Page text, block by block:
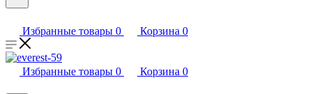
Избранные товары 0 Корзина 0
Избранные товары 0 Корзина 0